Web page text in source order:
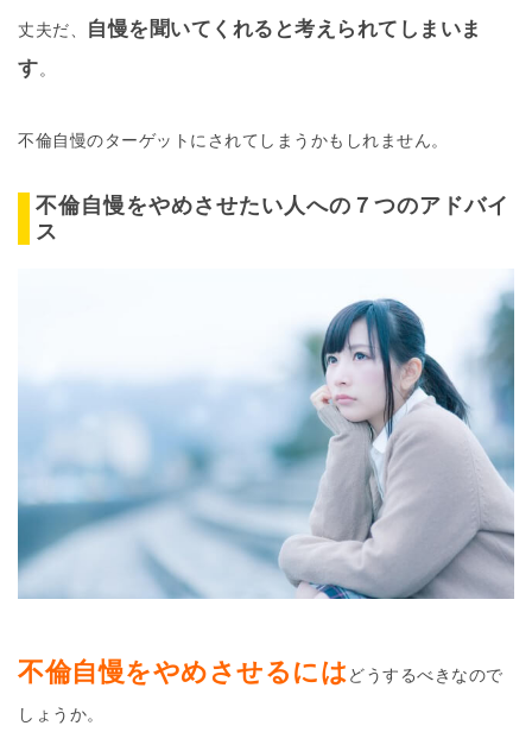
丈夫だ、
自慢を聞いてくれると考えられてしまいま
す。
不倫自慢のターゲットにされてしまうかもしれません。
不倫自慢をやめさせたい人への７つのアドバイ
ス
不倫自慢をやめさせるには どうするべきなので
しょうか。